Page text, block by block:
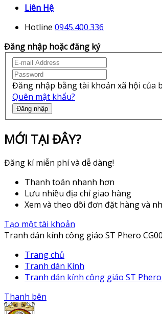
Liên Hệ
Hotline 0945.400.336
Đăng nhập hoặc đăng ký
Đăng nhập bằng tài khoản xã hội của
Quên mật khẩu?
Đăng nhập
MỚI TẠI ĐÂY?
Đăng kí miễn phí và dễ dàng!
Thanh toán nhanh hơn
Lưu nhiều địa chỉ giao hàng
Xem và theo dõi đơn đặt hàng và
Tạo một tài khoản
Tranh dán kính công giáo ST Phero
Trang chủ
Tranh dán Kính
Tranh dán kính công giáo ST Phero
Thanh bên